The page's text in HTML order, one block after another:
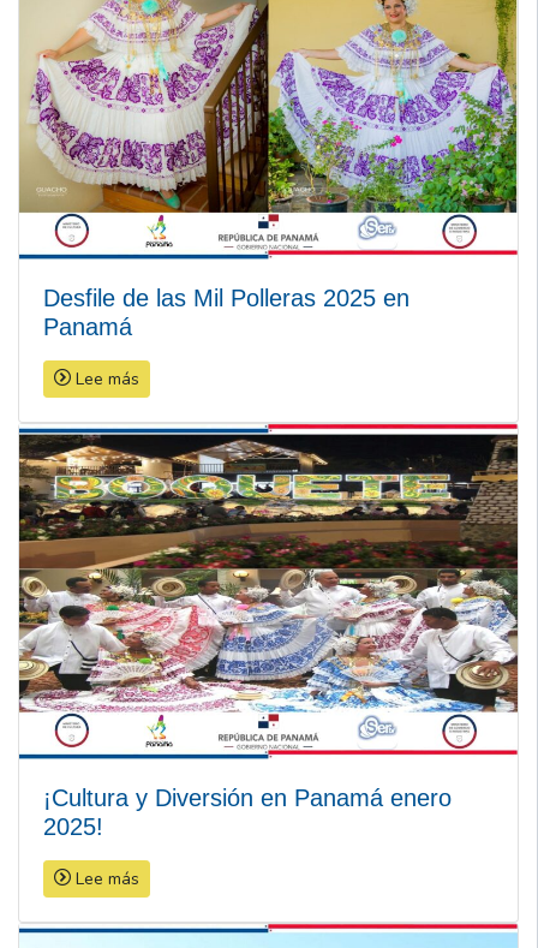
Desfile de las Mil Polleras 2025 en
Panamá
Lee más
¡Cultura y Diversión en Panamá enero
2025!
Lee más